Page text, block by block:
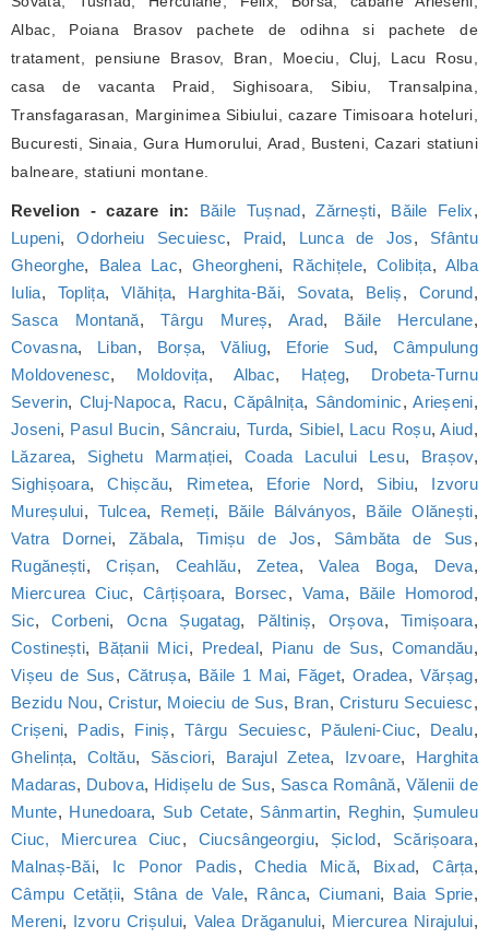
Albac, Poiana Brasov pachete de odihna si pachete de
tratament, pensiune Brasov, Bran, Moeciu, Cluj, Lacu Rosu,
casa de vacanta Praid, Sighisoara, Sibiu, Transalpina,
Transfagarasan, Marginimea Sibiului, cazare Timisoara hoteluri,
Bucuresti, Sinaia, Gura Humorului, Arad, Busteni, Cazari statiuni
balneare, statiuni montane.
Revelion - cazare in: Băile Tușnad,Zărnești, Băile Felix,
Lupeni,Odorheiu Secuiesc, Praid, Lunca de Jos, Sfântu
Gheorghe, Balea Lac,Gheorgheni, Răchițele,Colibița, Alba
Iulia, Toplița,Vlăhița, Harghita-Băi, Sovata, Beliș, Corund,
Sasca Montană,Târgu Mureș, Arad, Băile Herculane,
Covasna, Liban, Borșa,Văliug, Eforie Sud,Câmpulung
Moldovenesc, Moldovița, Albac, Hațeg, Drobeta-Turnu
Severin, Cluj-Napoca, Racu,Căpâlnița, Sândominic,Arieșeni,
Joseni, Pasul Bucin, Sâncraiu, Turda, Sibiel, Lacu Roșu,Aiud,
Lăzarea, Sighetu Marmației,Coada Lacului Lesu, Brașov,
Sighișoara,Chișcău, Rimetea, Eforie Nord, Sibiu, Izvoru
Mureșului, Tulcea, Remeți, Băile Bálványos, Băile Olănești,
Vatra Dornei,Zăbala, Timișu de Jos, Sâmbăta de Sus,
Rugănești,Crișan, Ceahlău,Zetea,Valea Boga, Deva,
Miercurea Ciuc,Cârțișoara, Borsec, Vama, Băile Homorod,
Sic,Corbeni, Ocna Șugatag, Păltiniș, Orșova, Timișoara,
Costinești, Bățanii Mici, Predeal, Pianu de Sus,Comandău,
Vișeu de Sus, Cătrușa, Băile 1 Mai, Făget, Oradea, Vărșag,
Bezidu Nou,Cristur, Moieciu de Sus, Bran, Cristuru Secuiesc,
Crișeni, Padis, Finiș,Târgu Secuiesc, Păuleni-Ciuc, Dealu,
Ghelința,Coltău, Săsciori, Barajul Zetea, Izvoare, Harghita
Madaras, Dubova, Hidișelu de Sus, Sasca Română, Vălenii de
Munte, Hunedoara, Sub Cetate, Sânmartin, Reghin, Șumuleu
Ciuc, Miercurea Ciuc, Ciucsângeorgiu, Șiclod, Scărișoara,
Malnaș-Băi, Ic Ponor Padis,Chedia Mică, Bixad,Cârța,
Câmpu Cetății, Stâna de Vale, Rânca,Ciumani, Baia Sprie,
Mereni, Izvoru Crișului, Valea Drăganului, Miercurea Nirajului,